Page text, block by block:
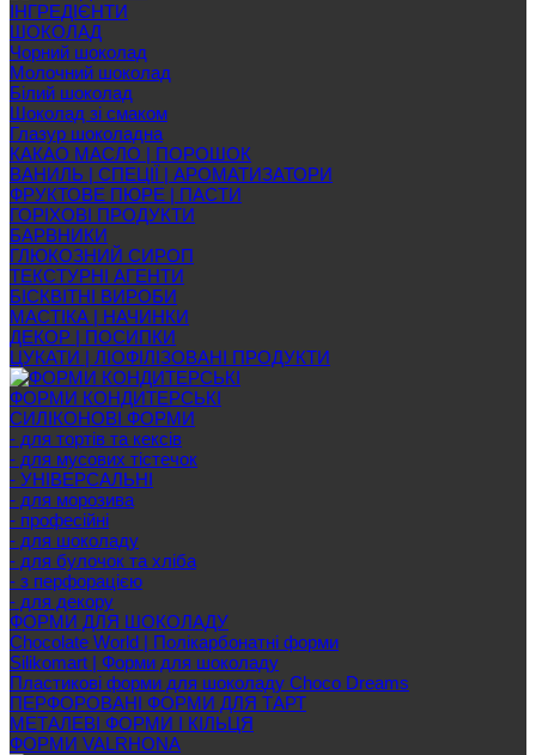
ІНГРЕДІЄНТИ
ШОКОЛАД
Чорний шоколад
Молочний шоколад
Білий шоколад
Шоколад зі смаком
Глазур шоколадна
КАКАО МАСЛО | ПОРОШОК
ВАНИЛЬ | СПЕЦІЇ | АРОМАТИЗАТОРИ
ФРУКТОВЕ ПЮРЕ | ПАСТИ
ГОРІХОВІ ПРОДУКТИ
БАРВНИКИ
ГЛЮКОЗНИЙ СИРОП
ТЕКСТУРНІ АГЕНТИ
БІСКВІТНІ ВИРОБИ
МАСТІКА | НАЧИНКИ
ДЕКОР | ПОСИПКИ
ЦУКАТИ | ЛІОФІЛІЗОВАНІ ПРОДУКТИ
ФОРМИ КОНДИТЕРСЬКІ
СИЛІКОНОВІ ФОРМИ
- для тортів та кексів
- для мусових тістечок
- УНІВЕРСАЛЬНІ
- для морозива
- професійні
- для шоколаду
- для булочок та хліба
- з перфорацією
- для декору
ФОРМИ ДЛЯ ШОКОЛАДУ
Chocolate World | Полікарбонатні форми
Silikomart | Форми для шоколаду
Пластикові форми для шоколаду Choco Dreams
ПЕРФОРОВАНІ ФОРМИ ДЛЯ ТАРТ
МЕТАЛЕВІ ФОРМИ І КІЛЬЦЯ
ФОРМИ VALRHONA